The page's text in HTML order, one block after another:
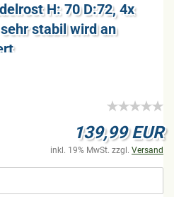
H: 70 D:72, 4x
sta­bil wird an
139,99 EUR
inkl. 19% MwSt. zzgl. Versand